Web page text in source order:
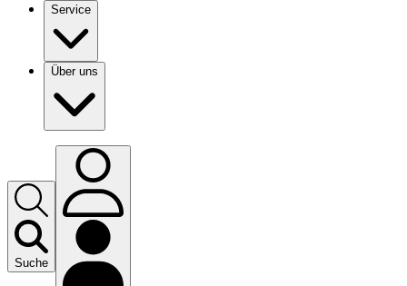
Service
Über uns
Suche